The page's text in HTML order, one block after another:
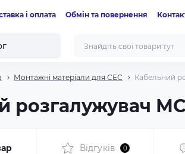
і оплата Обмін та повернення
Монтажні матеріали для СЕС Кабельний
розгалужувач
Відгуків 0